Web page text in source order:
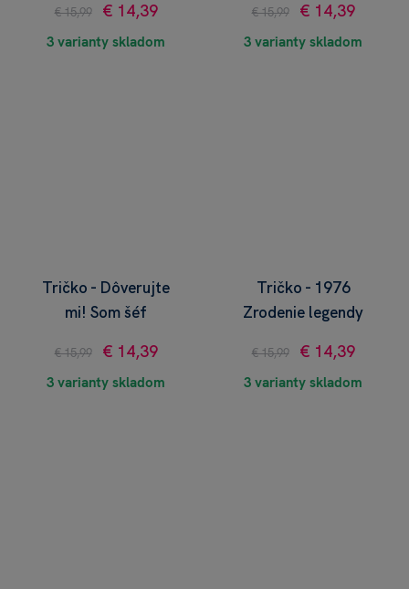
€ 15,99 € 14,39
3 varianty skladom
€ 15,99 € 14,39
3 varianty skladom
Tričko - Dôverujte
mi! Som šéf
€ 15,99 € 14,39
3 varianty skladom
Tričko - 1976
Zrodenie legendy
€ 15,99 € 14,39
3 varianty skladom